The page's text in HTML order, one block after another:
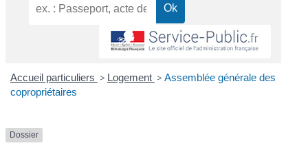
Accueil particuliers > Logement > Assemblée générale des
copropriétaires
Dossier